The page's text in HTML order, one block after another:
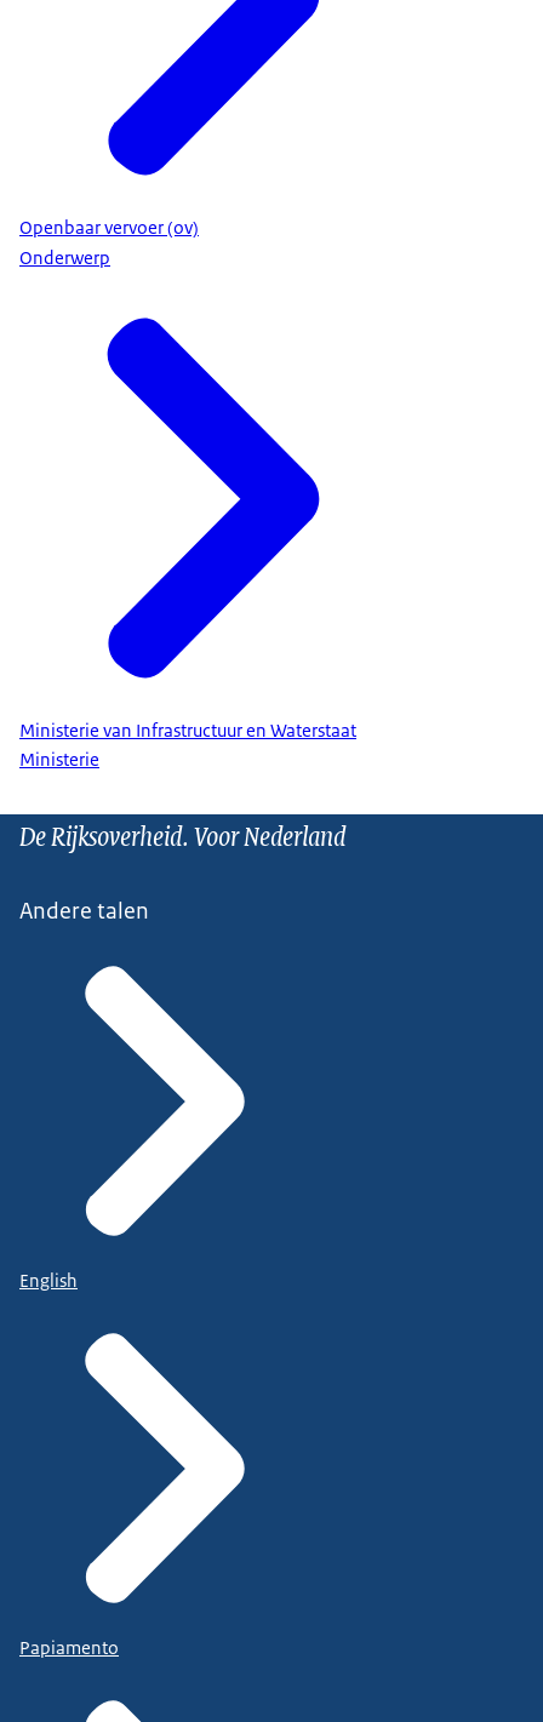
Openbaar vervoer (ov)
Onderwerp
Ministerie van Infrastructuur en Waterstaat
Ministerie
De Rijksoverheid. Voor Nederland
Andere talen
English
Papiamento